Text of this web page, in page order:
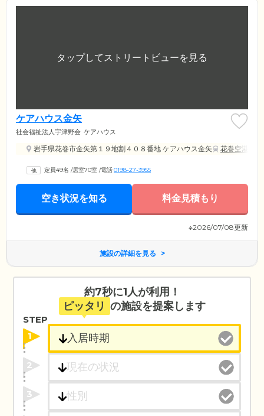
ケアハウス金矢
社会福祉法人宇津野会 ケアハウス
岩手県花巻市金矢第１９地割４０８番地 ケアハウス金矢 花巻空港駅
定員49名 /居室70室 /電話0198-27-3955
空き状況を知る 料金見積もり
※2026/07/08更新
施設の詳細を見る
約7秒に1人が利用！
ピッタリ の施設を提案します
STEP
1
2
3